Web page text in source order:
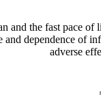
and the fast pace
and dependence of
adverse